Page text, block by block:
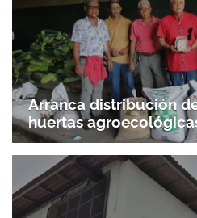
Arranca distribución
huertas